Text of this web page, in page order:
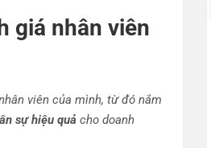
giá nhân viên
viên của mình, từ đó nắm
sự hiệu quả cho doanh